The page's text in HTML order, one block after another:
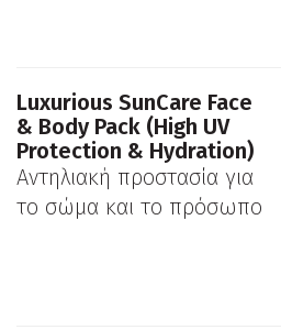
Luxurious SunCare Face
& Body Pack (High UV
Protection & Hydration)
Αντηλιακή προστασία για
το σώμα και το πρόσωπο